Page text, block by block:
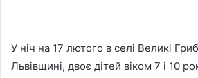
У ніч на 17 лютого в селі Великі
Львівщині, двоє дітей віком 7 і 10